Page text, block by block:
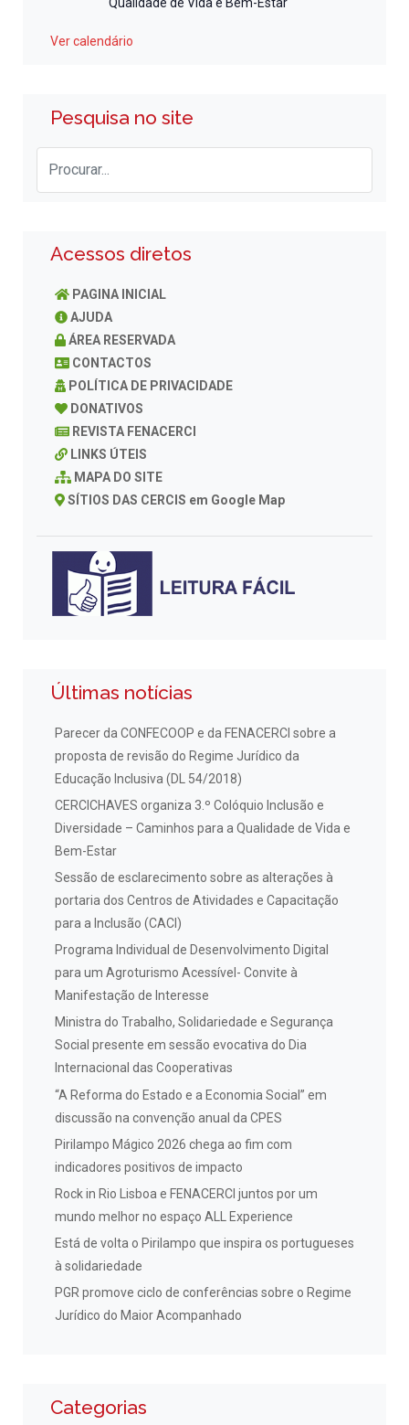
Ver calendário
Pesquisa no site
Acessos diretos
PAGINA INICIAL
AJUDA
ÁREA RESERVADA
CONTACTOS
POLÍTICA DE PRIVACIDADE
DONATIVOS
REVISTA FENACERCI
LINKS ÚTEIS
MAPA DO SITE
SÍTIOS DAS CERCIS em Google Map
Últimas notícias
Parecer da CONFECOOP e da FENACERCI sobre a
proposta de revisão do Regime Jurídico da
Educação Inclusiva (DL 54/2018)
CERCICHAVES organiza 3.º Colóquio Inclusão e
Diversidade – Caminhos para a Qualidade de Vida e
Bem-Estar
Sessão de esclarecimento sobre as alterações à
portaria dos Centros de Atividades e Capacitação
para a Inclusão (CACI)
Programa Individual de Desenvolvimento Digital
para um Agroturismo Acessível- Convite à
Manifestação de Interesse
Ministra do Trabalho, Solidariedade e Segurança
Social presente em sessão evocativa do Dia
Internacional das Cooperativas
“A Reforma do Estado e a Economia Social” em
discussão na convenção anual da CPES
Pirilampo Mágico 2026 chega ao fim com
indicadores positivos de impacto
Rock in Rio Lisboa e FENACERCI juntos por um
mundo melhor no espaço ALL Experience
Está de volta o Pirilampo que inspira os portugueses
à solidariedade
PGR promove ciclo de conferências sobre o Regime
Jurídico do Maior Acompanhado
Categorias